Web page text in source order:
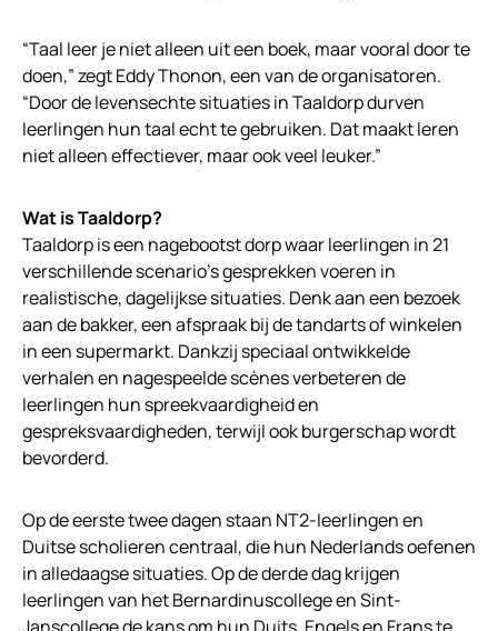
“Taal leer je niet alleen uit een boek, maar vooral door te
doen,” zegt Eddy Thonon, een van de organisatoren.
“Door de levensechte situaties in Taaldorp durven
leerlingen hun taal echt te gebruiken. Dat maakt leren
niet alleen effectiever, maar ook veel leuker.”
Wat is Taaldorp?
Taaldorp is een nagebootst dorp waar leerlingen in 21
verschillende scenario’s gesprekken voeren in
realistische, dagelijkse situaties. Denk aan een bezoek
aan de bakker, een afspraak bij de tandarts of winkelen
in een supermarkt. Dankzij speciaal ontwikkelde
verhalen en nagespeelde scènes verbeteren de
leerlingen hun spreekvaardigheid en
gespreksvaardigheden, terwijl ook burgerschap wordt
bevorderd.
Op de eerste twee dagen staan NT2-leerlingen en
Duitse scholieren centraal, die hun Nederlands oefenen
in alledaagse situaties. Op de derde dag krijgen
leerlingen van het Bernardinuscollege en Sint-